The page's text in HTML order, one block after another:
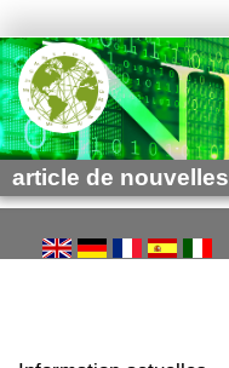
article de nouvelles